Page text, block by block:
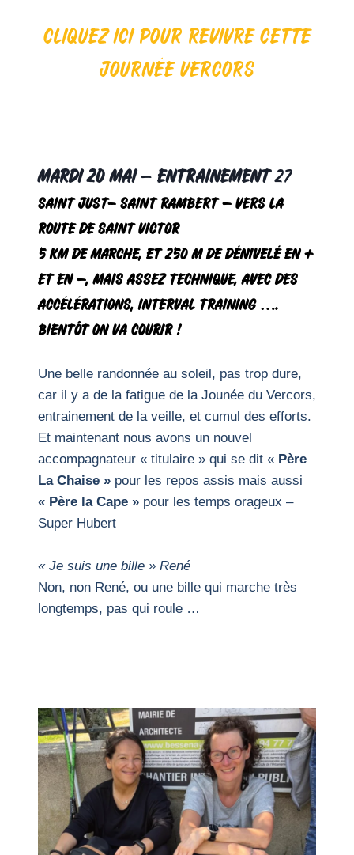
cliquez ici pour revivre cette
journée vercors
MARDI 20 MAI– Entrainement27
Saint Just- Saint Rambert – vers la
route de Saint Victor
5 km de marche, et 250 m de dénivelé en +
et en –, mais assez technique, avec des
accélérations, interval training ….
Bientôt on va courir !
Une belle randonnée au soleil, pas trop dure,
car il y a de la fatigue de la Jounée du Vercors,
entrainement de la veille, et cumul des efforts.
Et maintenant nous avons un nouvel
accompagnateur « titulaire » qui se dit « Père
La Chaise » pour les repos assis mais aussi
« Père la Cape » pour les temps orageux –
Super Hubert
« Je suis une bille » René
Non, non René, ou une bille qui marche très
longtemps, pas qui roule …